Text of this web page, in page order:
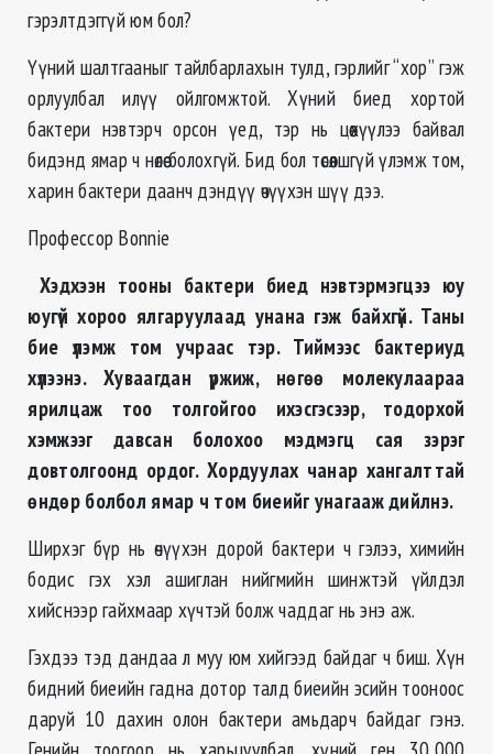
гэрэлтдэггүй юм бол?
Үүний шалтгааныг тайлбарлахын тулд, гэрлийг “хор” гэж
орлуулбал илүү ойлгомжтой. Хүний биед хортой
бактери нэвтэрч орсон үед, тэр нь цөөхүүлээ байвал
бидэнд ямар ч нөлөө болохгүй. Бид бол төсөөлшгүй үлэмж том,
харин бактери даанч дэндүү өчүүхэн шүү дээ.
Профессор Bonnie
Хэдхээн тооны бактери биед нэвтэрмэгцээ юу
юугүй хороо ялгаруулаад унана гэж байхгүй. Таны
бие үлэмж том учраас тэр. Тиймээс бактериуд
хүлээнэ. Хуваагдан үржиж, нөгөө молекулаараа
ярилцаж тоо толгойгоо ихэсгэсээр, тодорхой
хэмжээг давсан болохоо мэдмэгц сая зэрэг
довтолгоонд ордог. Хордуулах чанар хангалттай
өндөр болбол ямар ч том биеийг унагааж дийлнэ.
Ширхэг бүр нь өчүүхэн дорой бактери ч гэлээ, химийн
бодис гэх хэл ашиглан нийгмийн шинжтэй үйлдэл
хийснээр гайхмаар хүчтэй болж чаддаг нь энэ аж.
Гэхдээ тэд дандаа л муу юм хийгээд байдаг ч биш. Хүн
бидний биеийн гадна дотор талд биеийн эсийн тооноос
даруй 10 дахин олон бактери амьдарч байдаг гэнэ.